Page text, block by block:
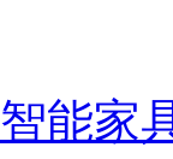
智能家